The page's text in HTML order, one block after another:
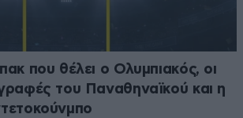
που θέλει ο Ολυμπιακός, οι
του Παναθηναϊκού και η